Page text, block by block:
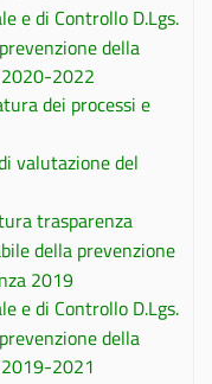
e di Controllo D.Lgs.
della
2020-2022
dei processi e
valutazione del
trasparenza
della prevenzione
2019
e di Controllo D.Lgs.
della
2019-2021